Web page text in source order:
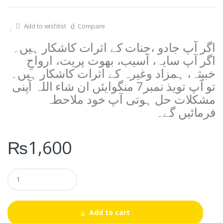
Add to wishlist Compare
اگر آپ جادو ،جنات کے اثرات کاشکار ہیں۔
اگر آپ سایہ، آسیب، بھوت پریت، ارواحِ
خبیثہ، ہمزاد وغیرہ کے اثرات کاشکار ہیں۔
تو آپ تویذ نمبر7 منگوایئں ان شاء اللہ آپنی
مشکلات حل ہوتی آپ خود ملاحطہ
فرمائیں گے۔
₨1,600
Q
u
a
t
i
Add to cart